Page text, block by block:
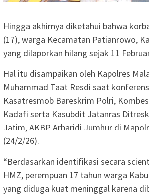
Hingga akhirnya diketahui bahwa
(17), warga Kecamatan Patianrowo,
yang dilaporkan hilang sejak 11
Hal itu disampaikan oleh Kapolres
Muhammad Taat Resdi saat
Kasatresmob Bareskrim Polri,
Kadafi serta Kasubdit Jatanras
Jatim, AKBP Arbaridi Jumhur di
(24/2/26).
“Berdasarkan identifikasi secara
HMZ, perempuan 17 tahun warga
yang diduga kuat meninggal karena